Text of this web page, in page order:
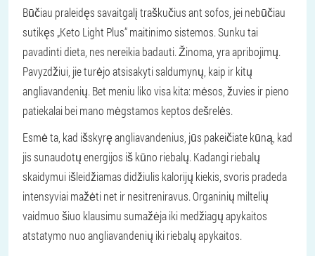
Būčiau praleidęs savaitgalį traškučius ant sofos, jei nebūčiau
sutikęs „Keto Light Plus“ maitinimo sistemos. Sunku tai
pavadinti dieta, nes nereikia badauti. Žinoma, yra apribojimų.
Pavyzdžiui, jie turėjo atsisakyti saldumynų, kaip ir kitų
angliavandenių. Bet meniu liko visa kita: mėsos, žuvies ir pieno
patiekalai bei mano mėgstamos keptos dešrelės.
Esmė ta, kad išskyrę angliavandenius, jūs pakeičiate kūną, kad
jis sunaudotų energijos iš kūno riebalų. Kadangi riebalų
skaidymui išleidžiamas didžiulis kalorijų kiekis, svoris pradeda
intensyviai mažėti net ir nesitreniravus. Organinių miltelių
vaidmuo šiuo klausimu sumažėja iki medžiagų apykaitos
atstatymo nuo angliavandenių iki riebalų apykaitos.